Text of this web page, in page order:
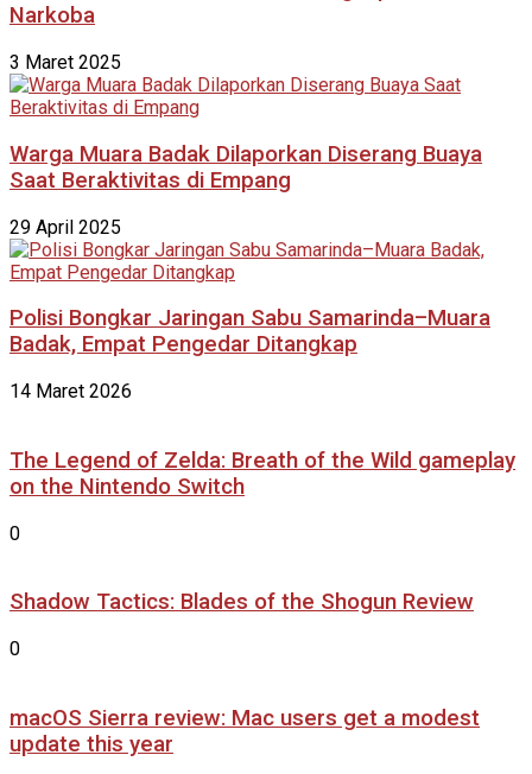
Narkoba
3 Maret 2025
Warga Muara Badak Dilaporkan Diserang Buaya
Saat Beraktivitas di Empang
29 April 2025
Polisi Bongkar Jaringan Sabu Samarinda–Muara
Badak, Empat Pengedar Ditangkap
14 Maret 2026
The Legend of Zelda: Breath of the Wild gameplay
on the Nintendo Switch
0
Shadow Tactics: Blades of the Shogun Review
0
macOS Sierra review: Mac users get a modest
update this year